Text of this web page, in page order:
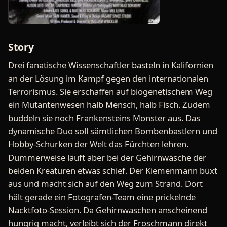
Story
Drei fanatische Wissenschaftler basteln in Kalifornien
an der Lösung im Kampf gegen den internationalen
Terrorismus. Sie erschaffen auf biogenetischem Weg
ein Mutantenwesen halb Mensch, halb Fisch. Zudem
buddeln sie noch Frankensteins Monster aus. Das
dynamische Duo soll sämtlichen Bombenbastlern und
Hobby-Schurken der Welt das Fürchten lehren.
Dummerweise läuft aber bei der Gehirnwäsche der
beiden Kreaturen etwas schief. Der Kiemenmann büxt
aus und macht sich auf den Weg zum Strand. Dort
hält gerade ein Fotografen-Team eine prickelnde
Nacktfoto-Session. Da Gehirnwaschen anscheinend
hungrig macht, verleibt sich der Froschmann direkt